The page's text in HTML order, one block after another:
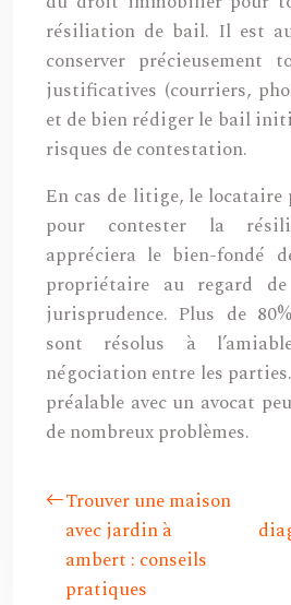
résiliation de bail. Il est
conserver précieusement
justificatives (courriers,
et de bien rédiger le bail
risques de contestation.
En cas de litige, le
pour contester la
appréciera le bien-fondé
propriétaire au regard
jurisprudence. Plus de
sont résolus à
négociation entre les
préalable avec un avocat
de nombreux problèmes.
Trouver une maison
avec jardin à
ambert : conseils
pratiques